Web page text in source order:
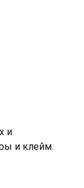
и
и клейм.